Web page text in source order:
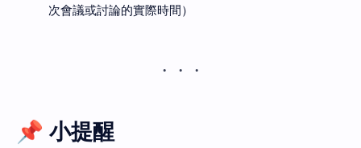
次會議或討論的實際時間）
📌 小提醒